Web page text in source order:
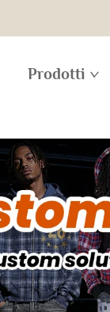
Prodotti